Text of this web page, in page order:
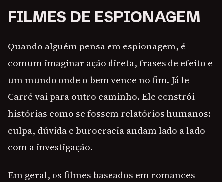
FILMES DE ESPIONAGEM
Quando alguém pensa em espionagem, é
comum imaginar ação direta, frases de efeito e
um mundo onde o bem vence no fim. Já le
Carré vai para outro caminho. Ele constrói
histórias como se fossem relatórios humanos:
culpa, dúvida e burocracia andam lado a lado
com a investigação.
Em geral, os filmes baseados em romances